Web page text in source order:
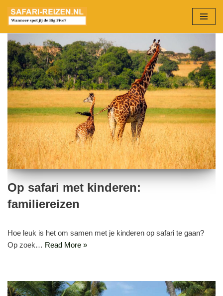
Ga
naar
de
inhoud
Op safari met kinderen:
familiereizen
Hoe leuk is het om samen met je kinderen op safari te gaan?
Op zoek… Read More »